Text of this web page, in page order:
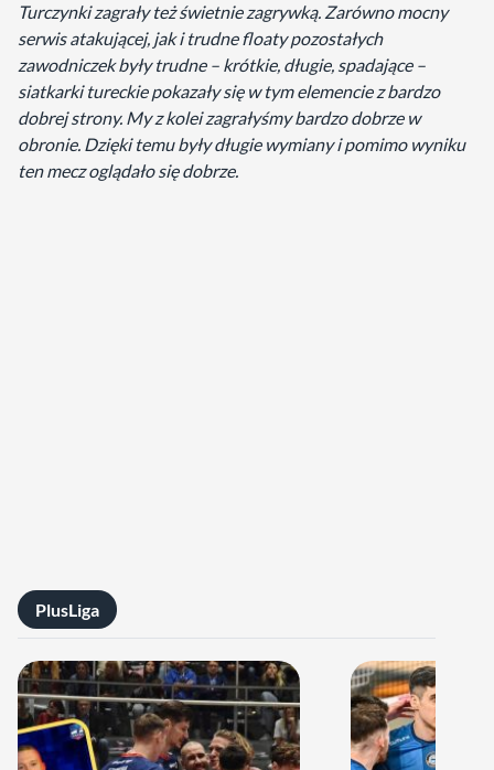
Turczynki zagrały też świetnie zagrywką. Zarówno mocny
serwis atakującej, jak i trudne floaty pozostałych
zawodniczek były trudne – krótkie, długie, spadające –
siatkarki tureckie pokazały się w tym elemencie z bardzo
dobrej strony. My z kolei zagrałyśmy bardzo dobrze w
obronie. Dzięki temu były długie wymiany i pomimo wyniku
ten mecz oglądało się dobrze.
PlusLiga